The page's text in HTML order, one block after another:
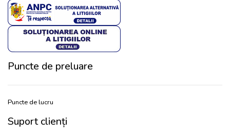
Puncte de preluare
Puncte de lucru
Suport clienți